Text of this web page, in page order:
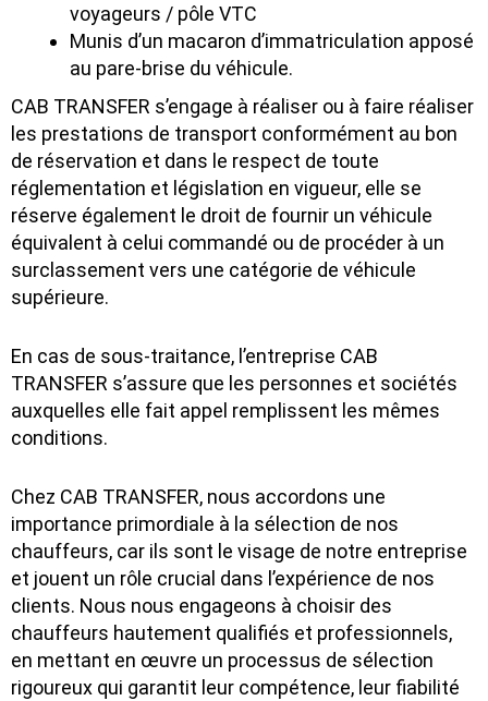
voyageurs / pôle VTC
Munis d’un macaron d’immatriculation apposé
au pare-brise du véhicule.
CAB TRANSFER s’engage à réaliser ou à faire réaliser
les prestations de transport conformément au bon
de réservation et dans le respect de toute
réglementation et législation en vigueur, elle se
réserve également le droit de fournir un véhicule
équivalent à celui commandé ou de procéder à un
surclassement vers une catégorie de véhicule
supérieure.
En cas de sous-traitance, l’entreprise CAB
TRANSFER s’assure que les personnes et sociétés
auxquelles elle fait appel remplissent les mêmes
conditions.
Chez CAB TRANSFER, nous accordons une
importance primordiale à la sélection de nos
chauffeurs, car ils sont le visage de notre entreprise
et jouent un rôle crucial dans l’expérience de nos
clients. Nous nous engageons à choisir des
chauffeurs hautement qualifiés et professionnels,
en mettant en œuvre un processus de sélection
rigoureux qui garantit leur compétence, leur fiabilité